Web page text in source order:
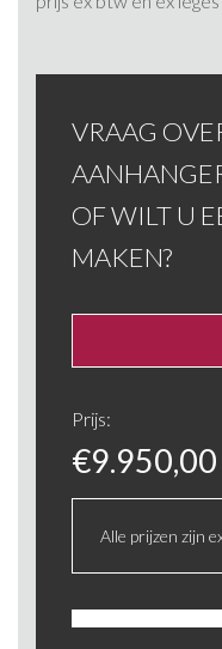
VRAAG
OF WILT U
MAKEN?
Prijs:
€9.950,00
Alle prijzen zijn